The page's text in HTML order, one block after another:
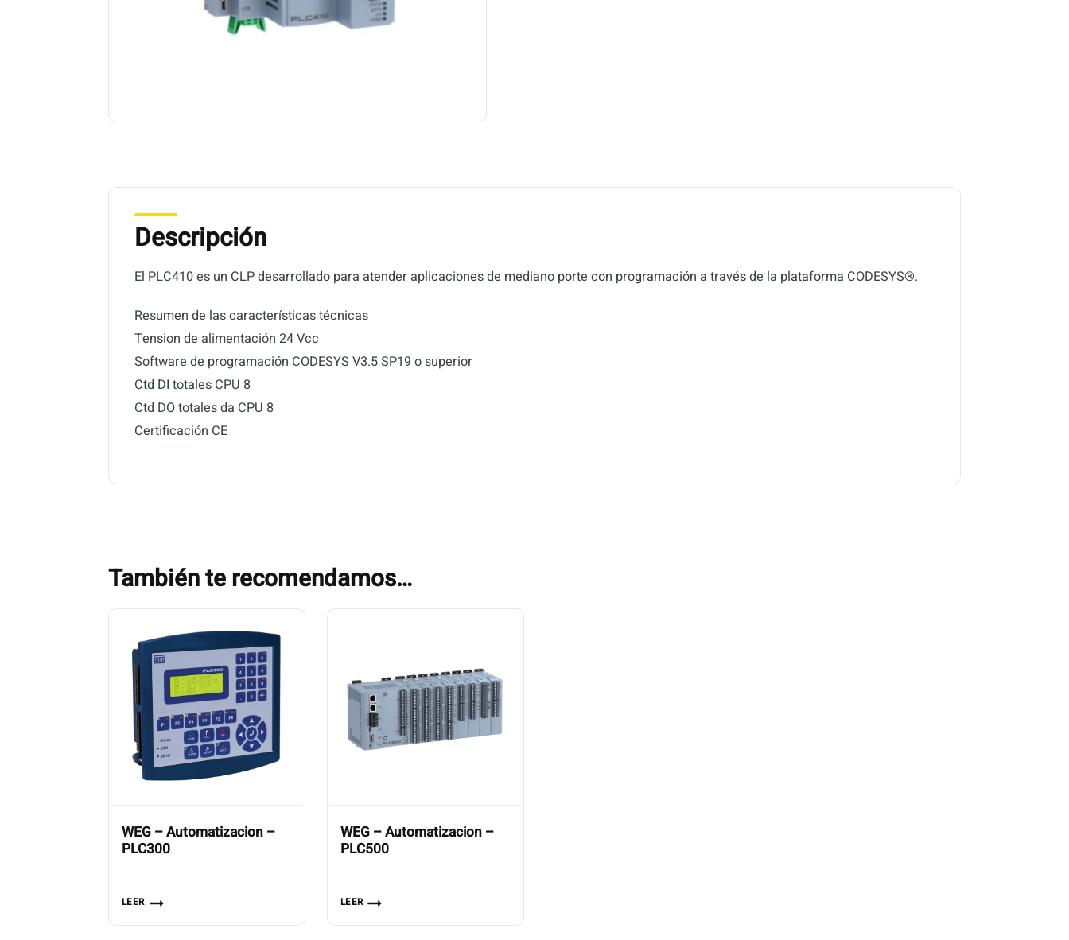
Descripción
El PLC410 es un CLP desarrollado para atender aplicaciones de mediano porte con programación a través de la plataforma CODESYS®.
Resumen de las características técnicas
Tension de alimentación 24 Vcc
Software de programación CODESYS V3.5 SP19 o superior
Ctd DI totales CPU 8
Ctd DO totales da CPU 8
Certificación CE
También te recomendamos…
WEG – Automatizacion –
PLC300
LEER
WEG – Automatizacion –
PLC500
LEER